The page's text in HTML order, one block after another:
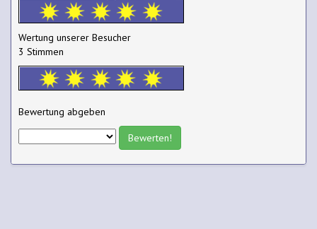
Wertung unserer Besucher
3 Stimmen
Bewertung abgeben